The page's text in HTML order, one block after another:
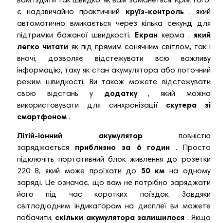
є надзвичайно практичний круїз-контроль, який
автоматично вмикається через кілька секунд для
підтримки бажаної швидкості. Екранкерма , який
легко читати як під прямим сонячним світлом, так і
вночі, дозволяє відстежувати всю важливу
інформацію, таку як стан акумулятора або поточний
режим швидкості. Ви також можете відстежувати
свою відстань у додатку, який можна
використовувати для синхронізації скутера зі
смартфоном .
Літій-іонний акумуляторповністю
заряджається приблизно за 6 годин. Просто
підключіть портативний блок живлення до розетки
220 В, який може проїхати до 50 км на одному
заряді. Це означає, що вам не потрібно заряджати
його під час коротких поїздок. Завдяки
світлодіодним індикаторам на дисплеї ви можете
побачити, скільки акумулятора залишилося . Якщо